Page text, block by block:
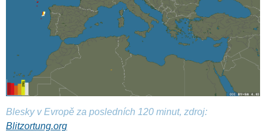
Blesky v Evropě za posledních 120 minut, zdroj:
Blitzortung.org